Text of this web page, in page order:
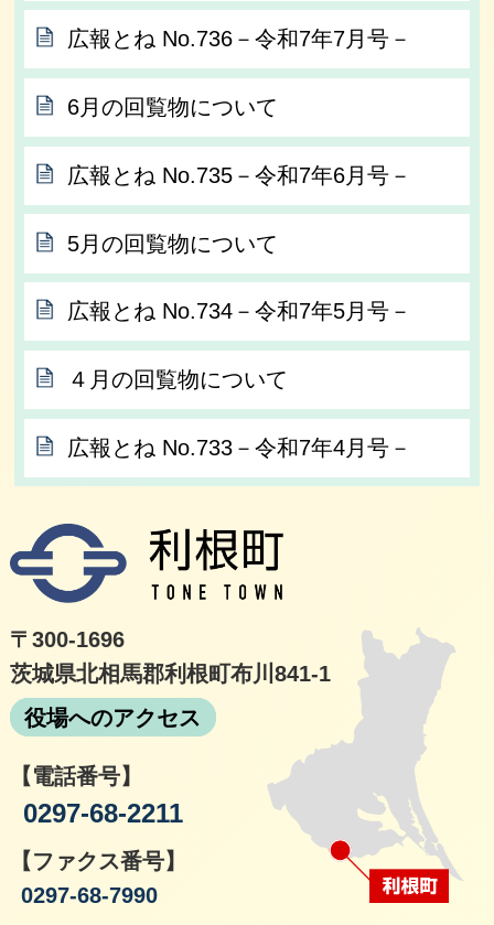
広報とね No.736－令和7年7月号－
6月の回覧物について
広報とね No.735－令和7年6月号－
5月の回覧物について
広報とね No.734－令和7年5月号－
４月の回覧物について
広報とね No.733－令和7年4月号－
〒300-1696
茨城県北相馬郡利根町布川841-1
役場へのアクセス
【電話番号】
0297-68-2211
【ファクス番号】
0297-68-7990